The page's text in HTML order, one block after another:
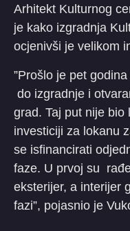
Arhitekt Kulturnog
je kako izgradnja
ocjenivši je velikom
”Prošlo je pet
do izgradnje i
grad. Taj put nije bio
investiciji za lokanu
se isfinancirati
faze. U prvoj su
eksterijer, a interijer
fazi”, pojasnio je